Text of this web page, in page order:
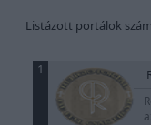
Listázott portálok
1